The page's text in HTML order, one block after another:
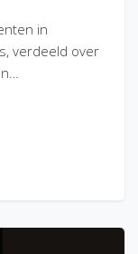
in
verdeeld over